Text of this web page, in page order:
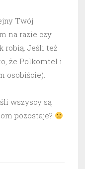
Twój
na razie czy
robią. Jeśli też
że Polkomtel i
osobiście).
wszyscy są
pozostaje?